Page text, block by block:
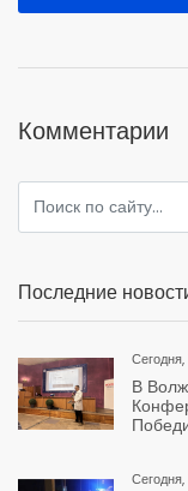
Комментарии
Последние
В
Сегодня,